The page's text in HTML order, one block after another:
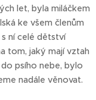
let, byla miláčkem
ke všem členům
ní celé dětství
tom, jaký mají vztah
psího nebe, bylo
nadále věnovat.